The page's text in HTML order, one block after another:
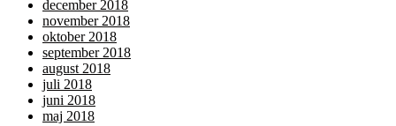
december 2018
november 2018
oktober 2018
september 2018
august 2018
juli 2018
juni 2018
maj 2018